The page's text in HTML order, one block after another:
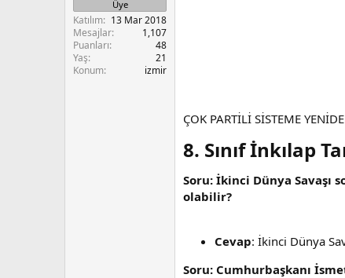
t
a
n
Üye
Katılım
13 Mar 2018
Mesajlar
1,107
Puanları
48
Yaş
21
Konum
izmir
ÇOK PARTİLİ SİSTEME
8. Sınıf İnkılap
Soru: İkinci Dünya
olabilir?
Cevap: İkinci Dünya
Soru: Cumhurbaşkanı